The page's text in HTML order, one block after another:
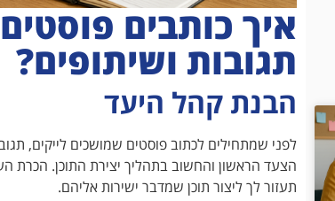
איך כותבים
תגובות ושיתופים?
הבנת קהל היעד
לפני שמתחילים לכתוב פוסטים שמושכים לייקים,
הצעד הראשון והחשוב בתהליך יצירת התוכן.
תעזור לך ליצור תוכן שמדבר ישירות אליהם.